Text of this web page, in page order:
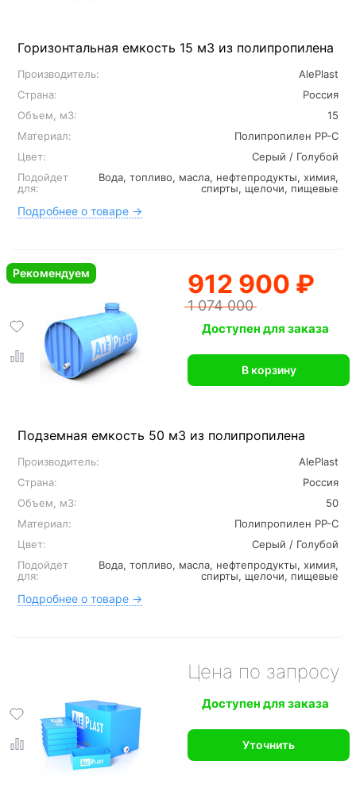
Горизонтальная емкость 15 м3 из полипропилена
Производитель:
AlePlast
Страна:
Россия
Объем, м3:
15
Материал:
Полипропилен PP-C
Цвет:
Серый / Голубой
Подойдет
для:
Вода, топливо, масла, нефтепродукты, химия,
спирты, щелочи, пищевые
Подробнее о товаре →
Подземная емкость 50 м3 из полипропилена
Производитель:
AlePlast
Страна:
Россия
Объем, м3:
50
Материал:
Полипропилен PP-C
Цвет:
Серый / Голубой
Подойдет
для:
Вода, топливо, масла, нефтепродукты, химия,
спирты, щелочи, пищевые
Подробнее о товаре →
912 900 ₽
1 074 000
Рекомендуем
Доступен для заказа
В корзину
Цена по запросу
Доступен для заказа
Уточнить